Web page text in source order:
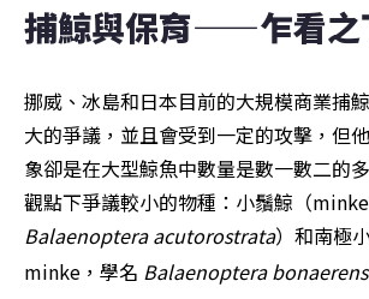
捕鯨與保育——乍看之
挪威、冰島和日本目前的大規模商業捕
大的爭議，並且會受到一定的攻擊，但
象卻是在大型鯨魚中數量是數一數二的
觀點下爭議較小的物種：小鬚鯨（
Balaenoptera acutorostrata）和南極
minke，學名 Balaenoptera